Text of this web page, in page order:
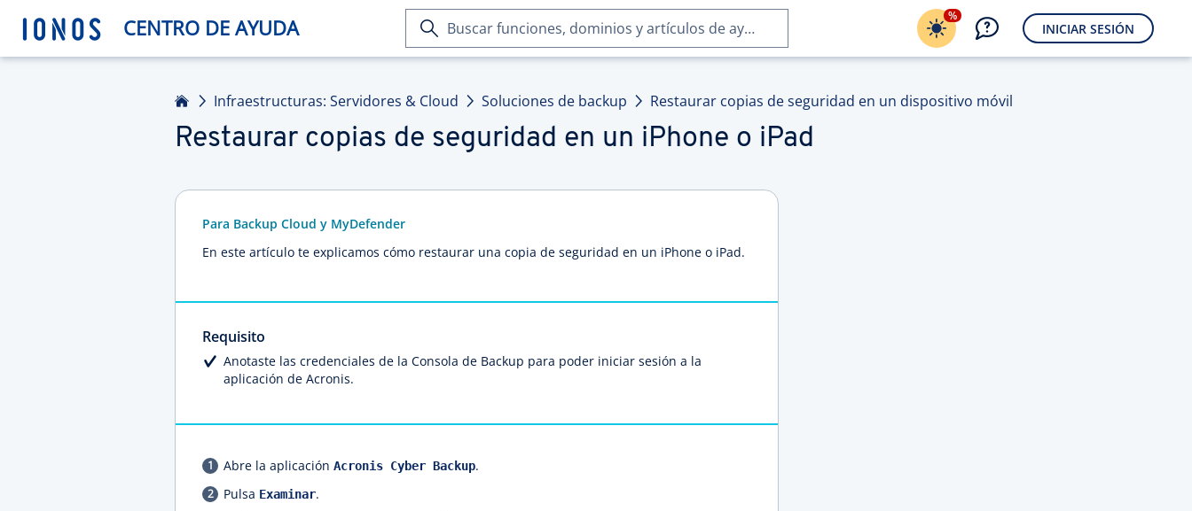
CENTRO DE AYUDA
Buscar
funciones,
artículos
ayuda
%
INICIAR SESIÓN
Infraestructuras: Servidores & Cloud Soluciones de backup Restaurar copias de seguridad en un dispositivo móvil
Restaurar copias de seguridad en un iPhone o iPad
Para Backup Cloud y MyDefender
En este artículo te explicamos cómo restaurar una copia de seguridad en un iPhone o iPad.
Requisito
Anotaste las credenciales de la Consola de Backup para poder iniciar sesión a la
aplicación de Acronis.
Abre la aplicación Acronis Cyber Backup.
Pulsa Examinar.